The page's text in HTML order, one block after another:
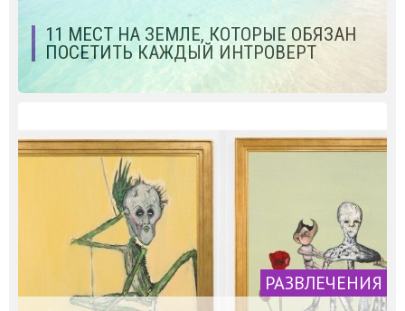
11 МЕСТ НА ЗЕМЛЕ, КОТОРЫЕ ОБЯЗАН
ПОСЕТИТЬ КАЖДЫЙ ИНТРОВЕРТ
РАЗВЛЕЧЕНИЯ